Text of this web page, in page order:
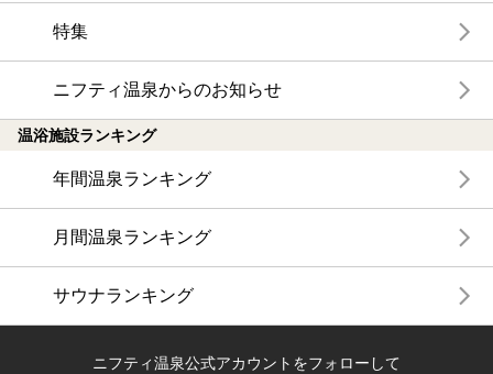
特集
ニフティ温泉からのお知らせ
温浴施設ランキング
年間温泉ランキング
月間温泉ランキング
サウナランキング
ニフティ温泉公式アカウントをフォローして